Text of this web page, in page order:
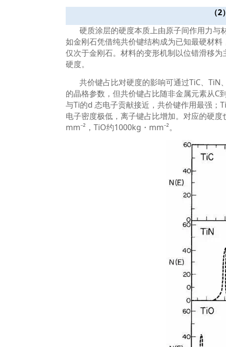
（2
硬质涂层的硬度本质上由原子间作用力与
如金刚石凭借纯共价键结构成为已知最硬材料
仅次于金刚石。材料的变形机制以位错滑移
硬度。
共价键占比对硬度的影响可通过TiC、TiN
的晶格参数，但共价键占比随非金属元素从C
与Ti的d态电子贡献接近，共价键作用最强；
电子密度极低，离子键占比增加。对应的硬
mm⁻² ，TiO约1000kg ・ mm⁻²。